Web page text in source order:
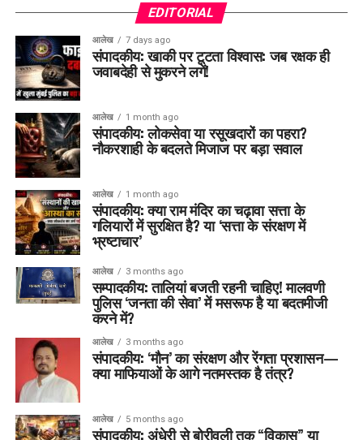
EDITORIAL
आलेख 7 days ago
संपादकीय: खाकी पर टूटता विश्वास: जब रक्षक ही
जवाबदेही से मुकरने लगें!
आलेख 1 month ago
संपादकीय: लोकसेवा या रसूखदारों का पहरा?
नौकरशाही के बदलते मिजाज पर बड़ा सवाल
आलेख 1 month ago
संपादकीय: क्या राम मंदिर का चढ़ावा सत्ता के
गलियारों में सुरक्षित है? या ‘सत्ता के संरक्षण में
भ्रष्टाचार’
आलेख 3 months ago
सम्पादकीय: तालियां बजती रहनी चाहिए! मालवणी
पुलिस ‘जनता की सेवा’ में मसरूफ है या बदतमीजी
करने में?
आलेख 3 months ago
संपादकीय: ‘मौन’ का संरक्षण और रेंगता प्रशासन—
क्या माफियाओं के आगे नतमस्तक है तंत्र?
आलेख 5 months ago
संपादकीय: अंधेरी से बोरीवली तक “विकास” या